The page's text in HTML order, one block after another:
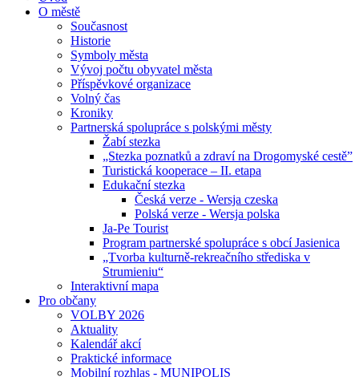
O městě
Současnost
Historie
Symboly města
Vývoj počtu obyvatel města
Příspěvkové organizace
Volný čas
Kroniky
Partnerská spolupráce s polskými městy
Žabí stezka
„Stezka poznatků a zdraví na Drogomyské cestě”
Turistická kooperace – II. etapa
Edukační stezka
Česká verze - Wersja czeska
Polská verze - Wersja polska
Ja-Pe Tourist
Program partnerské spolupráce s obcí Jasienica
„Tvorba kulturně-rekreačního střediska v
Strumieniu“
Interaktivní mapa
Pro občany
VOLBY 2026
Aktuality
Kalendář akcí
Praktické informace
Mobilní rozhlas - MUNIPOLIS